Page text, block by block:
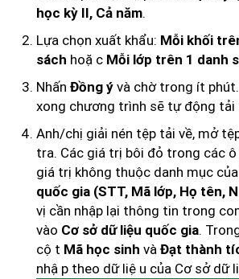
học kỳ II, Cả năm.
Lựa chọn xuất khẩu: Mỗi khối
sách hoặc Mỗi lớp trên 1 danh
Nhấn Đồng ý và chờ trong ít
xong chương trình sẽ tự động tải
Anh/chị giải nén tệp tải về, mở
tra. Các giá trị bôi đỏ trong các
giá trị không thuộc danh mục của
quốc gia (STT, Mã lớp, Họ tên,
vị cần nhập lại thông tin trong
vào Cơ sở dữ liệu quốc gia.
cột Mã học sinh và Đạt thành
nhập theo dữ liệu của Cơ sở dữ